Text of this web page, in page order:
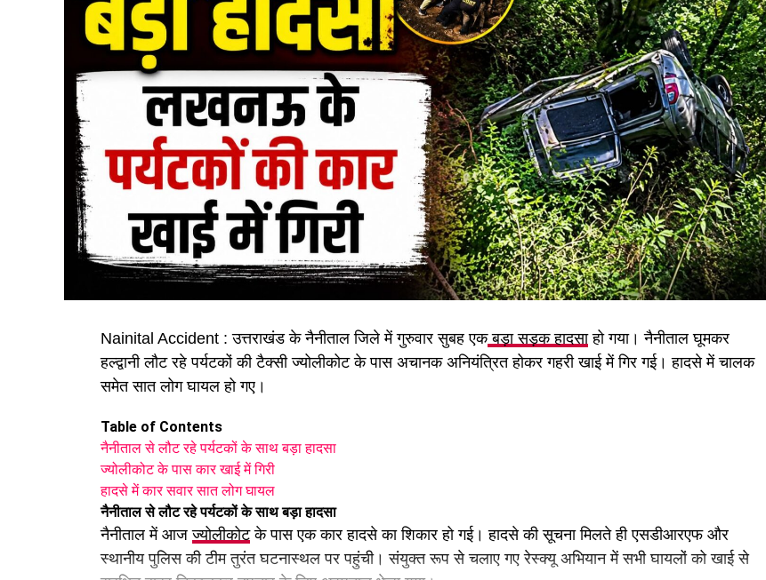
Nainital Accident : उत्तराखंड के नैनीताल जिले में गुरुवार सुबह एकबड़ा सड़क हादसाहो गया। नैनीताल घूमकर
हल्द्वानी लौट रहे पर्यटकों की टैक्सी ज्योलीकोट के पास अचानक अनियंत्रित होकर गहरी खाई में गिर गई। हादसे में चालक
समेत सात लोग घायल हो गए।
Table of Contents
नैनीताल से लौट रहे पर्यटकों के साथ बड़ा हादसा
ज्योलीकोट के पास कार खाई में गिरी
हादसे में कार सवार सात लोग घायल
नैनीताल से लौट रहे पर्यटकों के साथ बड़ा हादसा
नैनीताल में आजज्योलीकोटके पास एक कार हादसे का शिकार हो गई। हादसे की सूचना मिलते ही एसडीआरएफ और
स्थानीय पुलिस की टीम तुरंत घटनास्थल पर पहुंची। संयुक्त रूप से चलाए गए रेस्क्यू अभियान में सभी घायलों को खाई से